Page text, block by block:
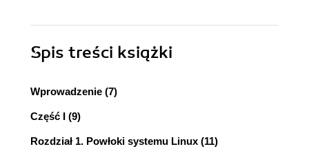
Spis treści książki
Wprowadzenie (7)
Część I (9)
Rozdział 1. Powłoki systemu Linux (11)